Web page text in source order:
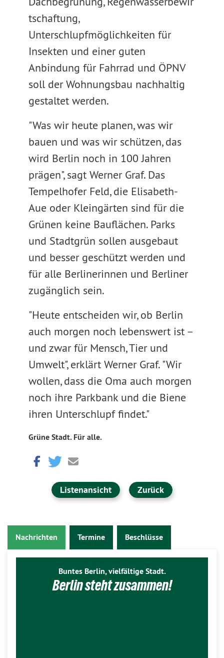
tschaftung,
Unterschlupfmöglichkeiten für
Insekten und einer guten
Anbindung für Fahrrad und ÖPNV
soll der Wohnungsbau nachhaltig
gestaltet werden.
"Was wir heute planen, was wir
bauen und was wir schützen, das
wird Berlin noch in 100 Jahren
prägen", sagt Werner Graf. Das
Tempelhofer Feld, die Elisabeth-
Aue oder Kleingärten sind für die
Grünen keine Bauflächen. Parks
und Stadtgrün sollen ausgebaut
und besser geschützt werden und
für alle Berlinerinnen und Berliner
zugänglich sein.
"Heute entscheiden wir, ob Berlin
auch morgen noch lebenswert ist –
und zwar für Mensch, Tier und
Umwelt", erklärt Werner Graf. "Wir
wollen, dass die Oma auch morgen
noch ihre Parkbank und die Biene
ihren Unterschlupf findet."
Grüne Stadt. Für alle.
Listenansicht Zurück
Nachrichten Termine Beschlüsse
Buntes Berlin, vielfältige Stadt.
Berlin steht zusammen!